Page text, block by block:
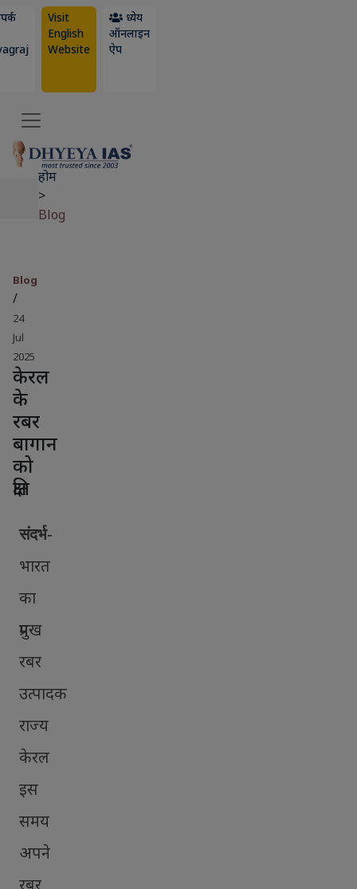
Visit
English
Website
ध्येय
ऑनलाइन
ऐप
होम
>
Blog
Blog
/
24
Jul
2025
केरल
के
रबर
बागान
को
क्षति
संदर्भ-
भारत
का
प्रमुख
रबर
उत्पादक
राज्य
केरल
इस
समय
अपने
रबर